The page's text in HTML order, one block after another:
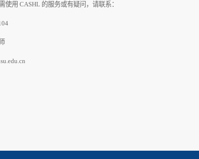
使用 CASHL 的服务或有疑问，请联系：